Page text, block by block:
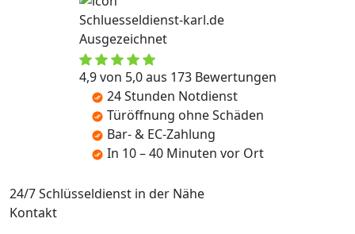
Schluesseldienst-karl.de
Ausgezeichnet
4,9 von 5,0 aus 173 Bewertungen
24 Stunden Notdienst
Türöffnung ohne Schäden
Bar- & EC-Zahlung
In 10 – 40 Minuten vor Ort
24/7 Schlüsseldienst in der Nähe
Kontakt